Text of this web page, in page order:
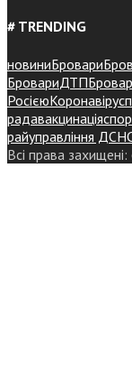
# TRENDING
новиниБровари
БровариДТП
РосієюКоронавірус
радавакцинація
райуправління
Всі права